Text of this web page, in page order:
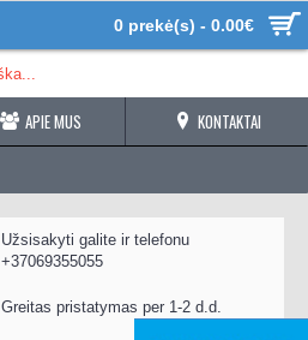
0 prekė(s) - 0.00€
APIE MUS KONTAKTAI
Užsisakyti galite ir telefonu
+37069355055
Greitas pristatymas per 1-2 d.d.